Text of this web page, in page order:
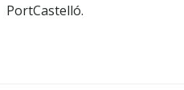
PortCastelló.